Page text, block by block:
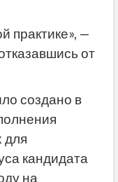
практике», —
от
создано в
для
кандидата
на